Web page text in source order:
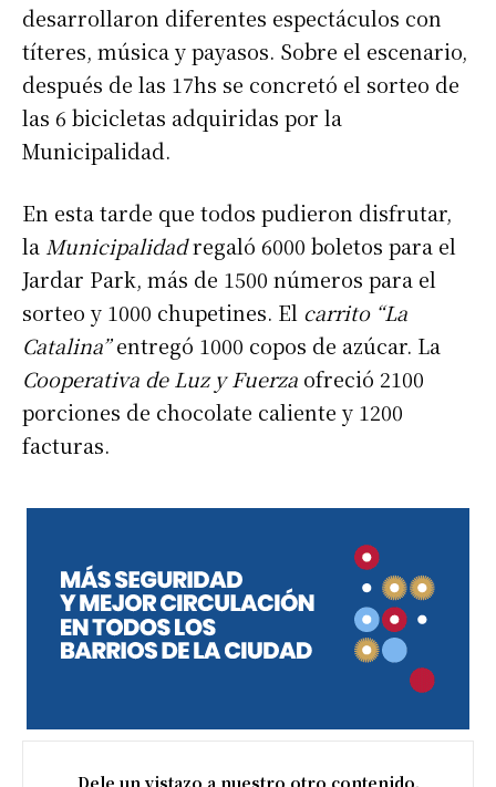
desarrollaron diferentes espectáculos con
títeres, música y payasos. Sobre el escenario,
después de las 17hs se concretó el sorteo de
las 6 bicicletas adquiridas por la
Municipalidad.
En esta tarde que todos pudieron disfrutar,
la Municipalidadregaló 6000 boletos para el
Jardar Park, más de 1500 números para el
sorteo y 1000 chupetines. El carrito “La
Catalina”entregó 1000 copos de azúcar. La
Cooperativa de Luz y Fuerza ofreció 2100
porciones de chocolate caliente y 1200
facturas.
Dele un vistazo a nuestro otro contenido.